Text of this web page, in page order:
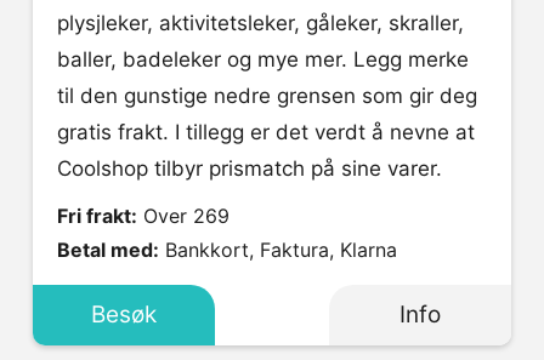
plysjleker, aktivitetsleker, gåleker, skraller,
baller, badeleker og mye mer. Legg merke
til den gunstige nedre grensen som gir deg
gratis frakt. I tillegg er det verdt å nevne at
Coolshop tilbyr prismatch på sine varer.
Fri frakt: Over 269
Betal med: Bankkort, Faktura, Klarna
Besøk Info